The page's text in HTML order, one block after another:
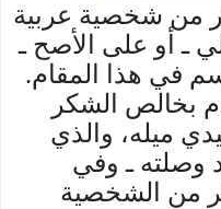
من شخصية عربية
ـ أو على الأصح ـ
في هذا المقام.
بخالص الشكر
ميله، والذي
وصلته ـ وفي
من الشخصية